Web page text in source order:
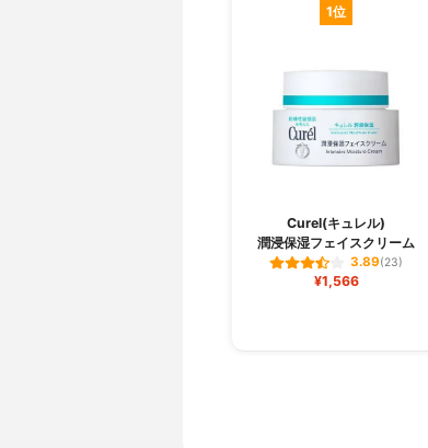
1位
Curel(キュレル)
潤浸保湿フェイスクリーム
3.89(23)
¥1,566